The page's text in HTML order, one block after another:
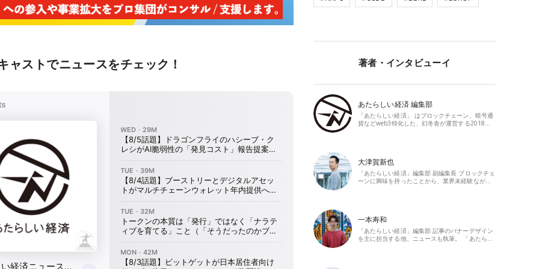
ャストでニュースをチェック！ 著者・インタビューイ
あたらしい経済 編集部
「あたらしい経済」 はブロックチェーン、暗号通
貨などweb3特化した、幻冬舎が運営する2018…
大津賀新也
「あたらしい経済」編集部 副編集長 ブロックチェ
ーンに興味を持ったことから、業界未経験なが…
一本寿和
「あたらしい経済」編集部 記事のバナーデザイン
を主に担当する他、ニュースも執筆。 「あたら…